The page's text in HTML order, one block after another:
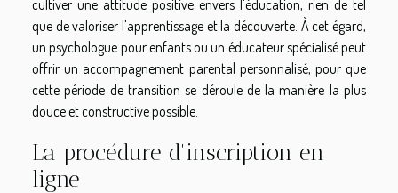
cultiver une attitude positive envers l'éducation, rien de tel
que de valoriser l'apprentissage et la découverte. À cet égard,
un psychologue pour enfants ou un éducateur spécialisé peut
offrir un accompagnement parental personnalisé, pour que
cette période de transition se déroule de la manière la plus
douce et constructive possible.
La procédure d'inscription en
ligne